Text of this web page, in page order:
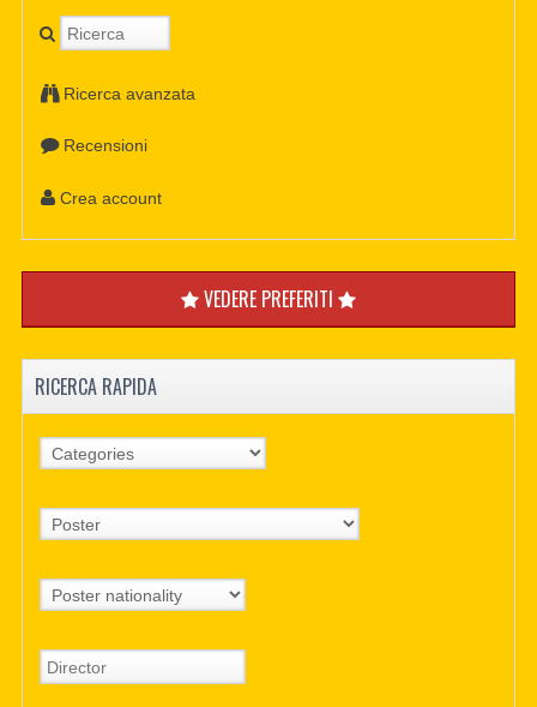
Ricerca avanzata
Recensioni
Crea account
VEDERE PREFERITI
RICERCA RAPIDA